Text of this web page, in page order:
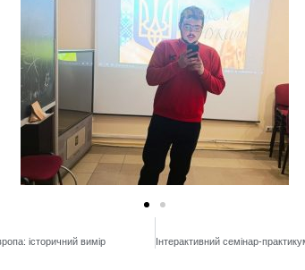
історичний вимір